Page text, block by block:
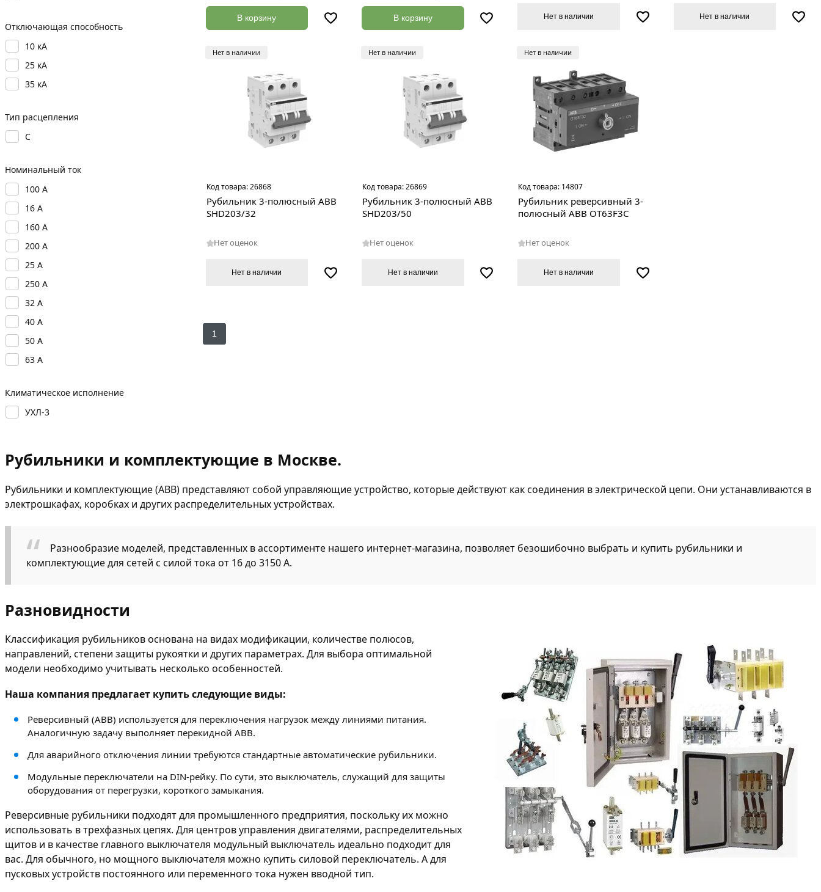
Отключающая способность
10 кА
25 кА
35 кА
Тип расцепления
C
Номинальный ток
100 А
16 А
160 А
200 А
25 А
250 А
32 А
40 А
50 А
63 А
Климатическое исполнение
УХЛ-3
В корзину В корзину Нет в наличии Нет в наличии
Нет в наличии
Код товара:26868
Рубильник 3-полюсный ABB
SHD203/32
Нет оценок
Нет в наличии
Нет в наличии
Код товара:26869
Рубильник 3-полюсный ABB
SHD203/50
Нет оценок
Нет в наличии
Нет в наличии
Код товара: 14807
Рубильник реверсивный 3-
полюсный ABB OT63F3C
Нет оценок
Нет в наличии
1
Рубильники и комплектующие в Москве.
Рубильники и комплектующие (ABB) представляют собой управляющие устройство, которые действуют как соединения в электрической цепи. Они устанавливаются в
электрошкафах, коробках и других распределительных устройствах.
Разнообразие моделей, представленных в ассортименте нашего интернет-магазина, позволяет безошибочно выбрать и купить рубильники и
комплектующие для сетей с силой тока от 16 до 3150 А.
Разновидности
Классификация рубильников основана на видах модификации, количестве полюсов,
направлений, степени защиты рукоятки и других параметрах. Для выбора оптимальной
модели необходимо учитывать несколько особенностей.
Наша компания предлагает купить следующие виды:
Реверсивный (ABB) используется для переключения нагрузок между линиями питания.
Аналогичную задачу выполняет перекидной ABB.
Для аварийного отключения линии требуются стандартные автоматические рубильники.
Модульные переключатели на DIN-рейку. По сути, это выключатель, служащий для защиты
оборудования от перегрузки, короткого замыкания.
Реверсивные рубильники подходят для промышленного предприятия, поскольку их можно
использовать в трехфазных цепях. Для центров управления двигателями, распределительных
щитов и в качестве главного выключателя модульный выключатель идеально подходит для
вас. Для обычного, но мощного выключателя можно купить силовой переключатель. А для
пусковых устройств постоянного или переменного тока нужен вводной тип.